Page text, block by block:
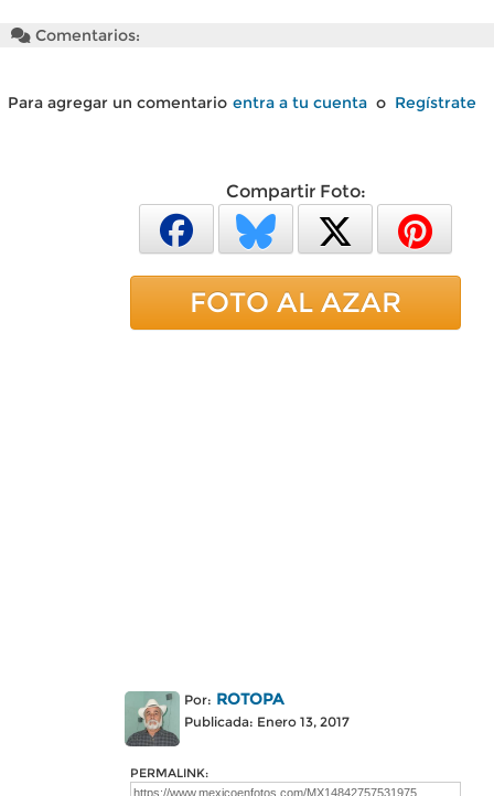
Comentarios:
Para agregar un comentario entra a tu cuenta o Regístrate
Compartir Foto:
FOTO AL AZAR
Por: ROTOPA
Publicada: Enero 13, 2017
PERMALINK: